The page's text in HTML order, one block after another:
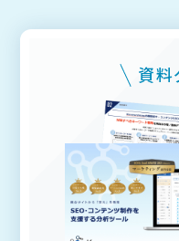
資料